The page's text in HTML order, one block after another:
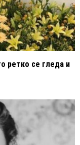
ретко се гледа и